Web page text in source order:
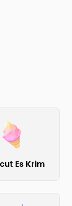
Es Krim